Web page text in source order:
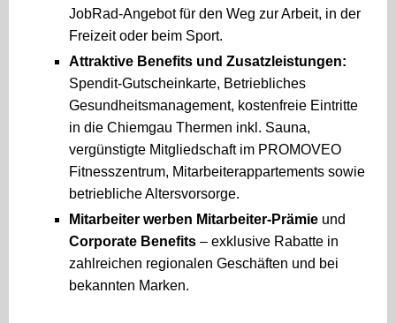
JobRad-Angebot für den Weg zur Arbeit, in der
Freizeit oder beim Sport.
Attraktive Benefits und Zusatzleistungen:
Spendit-Gutscheinkarte, Betriebliches
Gesundheitsmanagement, kostenfreie Eintritte
in die Chiemgau Thermen inkl. Sauna,
vergünstigte Mitgliedschaft im PROMOVEO
Fitnesszentrum, Mitarbeiterappartements sowie
betriebliche Altersvorsorge.
Mitarbeiter werben Mitarbeiter-Prämieund
Corporate Benefits– exklusive Rabatte in
zahlreichen regionalen Geschäften und bei
bekannten Marken.